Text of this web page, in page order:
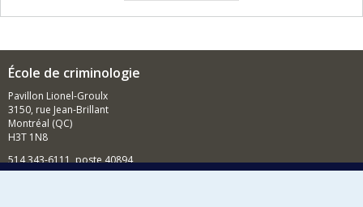
École de criminologie
Pavillon Lionel-Groulx
3150, rue Jean-Brillant
Montréal (QC)
H3T 1N8
514 343-6111, poste 40894